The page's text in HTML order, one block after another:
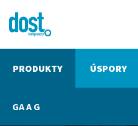
PRODUKTY ÚSPORY
GA A G